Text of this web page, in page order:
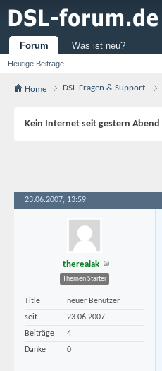
Forum
Heutige Beiträge
Was ist neu?
Home DSL-Fragen & Support
Kein Internet seit gestern Abend
23.06.2007, 13:59
therealak
Themen Starter
Title
neuer Benutzer
seit
23.06.2007
Beiträge
4
Danke
0